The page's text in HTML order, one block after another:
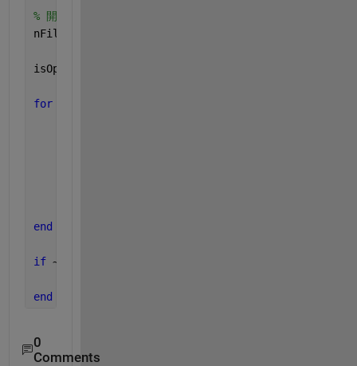
% 開いているファイルの数
nFiles = excelapp.Workbooks.Count;
isOpen = false;
for
end
if ~isOpen
end
0
Comments